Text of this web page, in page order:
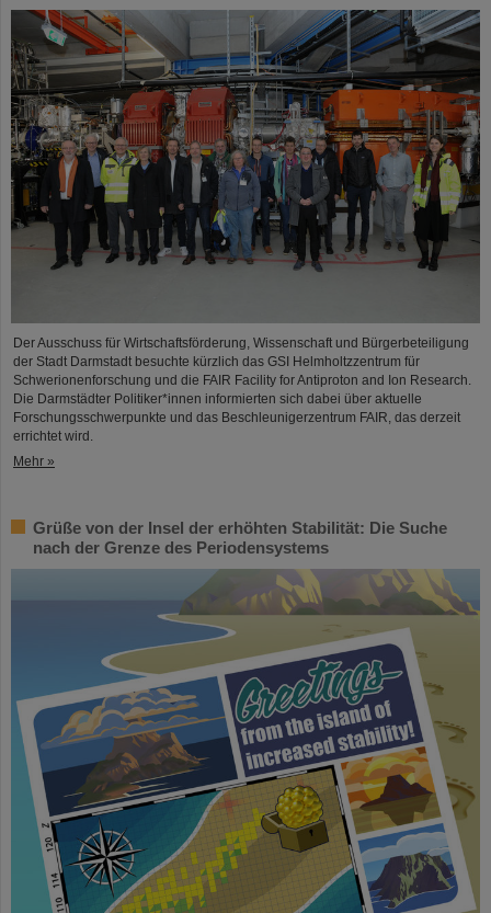
Der Ausschuss für Wirtschaftsförderung, Wissenschaft und Bürgerbeteiligung
der Stadt Darmstadt besuchte kürzlich das GSI Helmholtzzentrum für
Schwerionenforschung und die FAIR Facility for Antiproton and Ion Research.
Die Darmstädter Politiker*innen informierten sich dabei über aktuelle
Forschungsschwerpunkte und das Beschleunigerzentrum FAIR, das derzeit
errichtet wird.
Mehr »
Grüße von der Insel der erhöhten Stabilität: Die Suche
nach der Grenze des Periodensystems